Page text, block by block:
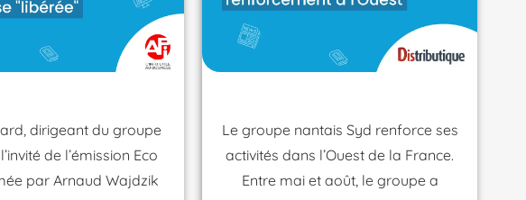
dirigeant du groupe
de l’émission Eco
par Arnaud Wajdzik
Le groupe nantais Syd renforce ses
activités dans l’Ouest de la France.
Entre mai et août, le groupe a